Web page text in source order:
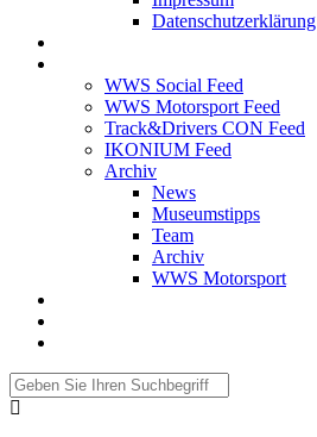
Datenschutzerklärung
WWS Social Feed
WWS Motorsport Feed
Track&Drivers CON Feed
IKONIUM Feed
Archiv
News
Museumstipps
Team
Archiv
WWS Motorsport